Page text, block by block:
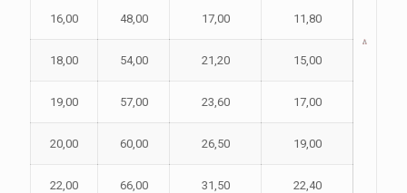
16,00 48,00 17,00 11,80
18,00 54,00 21,20 15,00
19,00 57,00 23,60 17,00
20,00 60,00 26,50 19,00
22,00 66,00 31,50 22,40